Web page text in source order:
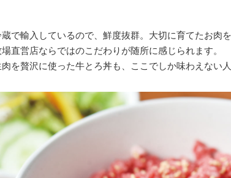
で輸入しているので、鮮度抜群。大切に育てたお肉
直営店ならではのこだわりが随所に感じられます。
を贅沢に使った牛とろ丼も、ここでしか味わえない人